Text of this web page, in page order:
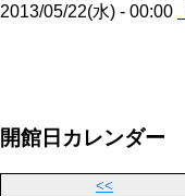
2013/05/22(水) - 00:00
送
開館日カレンダー
<<